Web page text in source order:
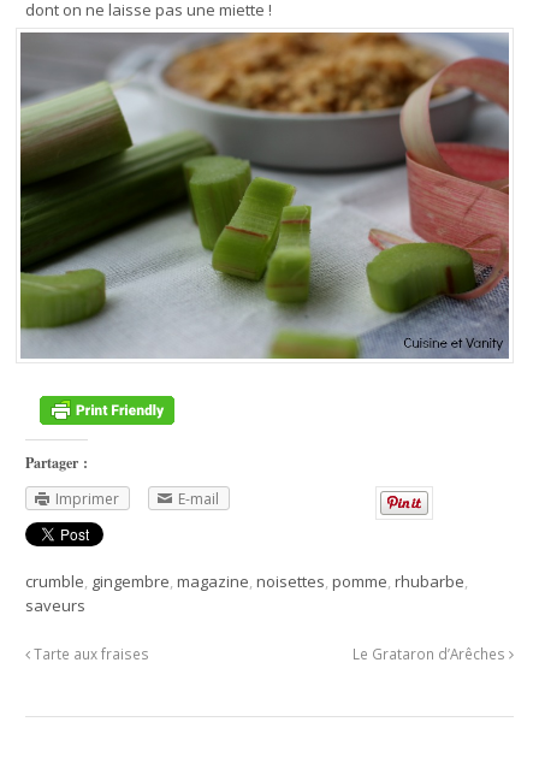
dont on ne laisse pas une miette !
Partager :
Imprimer
E-mail
crumble, gingembre,magazine,noisettes,pomme,rhubarbe,
saveurs
Tarte aux fraises Le Grataron d’Arêches